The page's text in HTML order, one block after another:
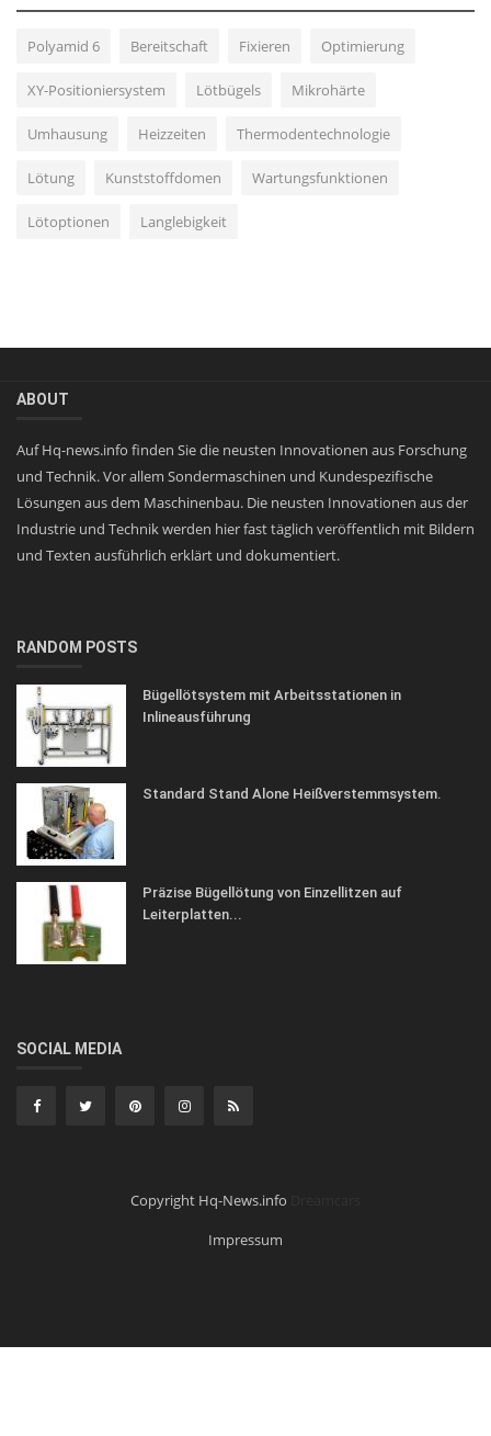
Polyamid 6 Bereitschaft Fixieren Optimierung
XY-Positioniersystem Lötbügels Mikrohärte
Umhausung Heizzeiten Thermodentechnologie
Lötung Kunststoffdomen Wartungsfunktionen
Lötoptionen Langlebigkeit
ABOUT
Auf Hq-news.info finden Sie die neusten Innovationen aus Forschung
und Technik. Vor allem Sondermaschinen und Kundespezifische
Lösungen aus dem Maschinenbau. Die neusten Innovationen aus der
Industrie und Technik werden hier fast täglich veröffentlich mit Bildern
und Texten ausführlich erklärt und dokumentiert.
RANDOM POSTS
Bügellötsystem mit Arbeitsstationen in
Inlineausführung
Standard Stand Alone Heißverstemmsystem.
Präzise Bügellötung von Einzellitzen auf
Leiterplatten...
SOCIAL MEDIA
Copyright Hq-News.info
Impressum